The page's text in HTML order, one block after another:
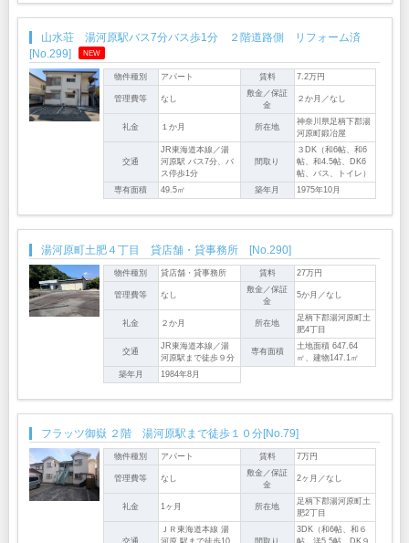
山水荘 湯河原駅バス7分バス歩1分 ２階道路側 リフォーム済
[No.299]
NEW
物件種別 アパート 賃料 7.2万円
管理費等 なし
敷金／保証
金
２か月／なし
礼金 １か月 所在地
神奈川県足柄下郡湯
河原町鍛冶屋
交通
JR東海道本線／湯
河原駅 バス7分、バ
ス停歩1分
間取り
３DK（和6帖、和6
帖、和4.5帖、DK6
帖、バス、トイレ）
専有面積
49.5㎡ 築年月 1975年10月
湯河原町土肥４丁目 貸店舗・貸事務所 [No.290]
物件種別 貸店舗・貸事務所 賃料 27万円
管理費等 なし
敷金／保証
金
5か月／なし
礼金 ２か月 所在地
足柄下郡湯河原町土
肥4丁目
交通
JR東海道本線／湯
河原駅まで徒歩９分
専有面積
土地面積 647.64
㎡、建物147.1㎡
築年月
1984年8月
フラッツ御嶽 ２階 湯河原駅まで徒歩１０分[No.79]
物件種別 アパート 賃料 7万円
管理費等 なし
敷金／保証
金
2ヶ月／なし
礼金 1ヶ月 所在地
足柄下郡湯河原町土
肥2丁目
ＪＲ東海道本線 湯
3DK（和6帖、和６